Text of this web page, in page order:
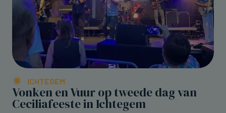
ICHTEGEM
Vonken en Vuur op tweede dag van
Ceciliafeeste in Ichtegem